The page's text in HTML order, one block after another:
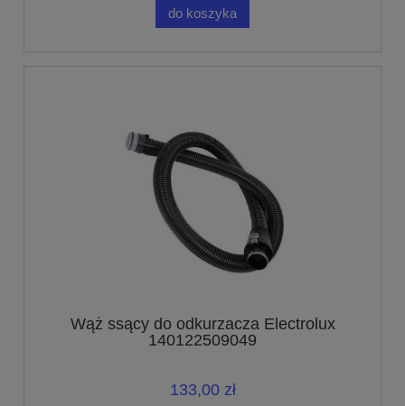
do koszyka
Wąż ssący do odkurzacza Electrolux
140122509049
133,00 zł